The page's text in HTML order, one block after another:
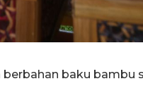
baku bambu